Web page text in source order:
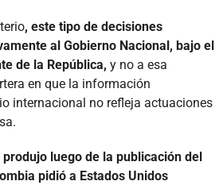
, este tipo de decisiones
al Gobierno Nacional, bajo el
de la República, y no a esa
en que la información
internacional no refleja actuaciones
produjo luego de la publicación del
pidió a Estados Unidos